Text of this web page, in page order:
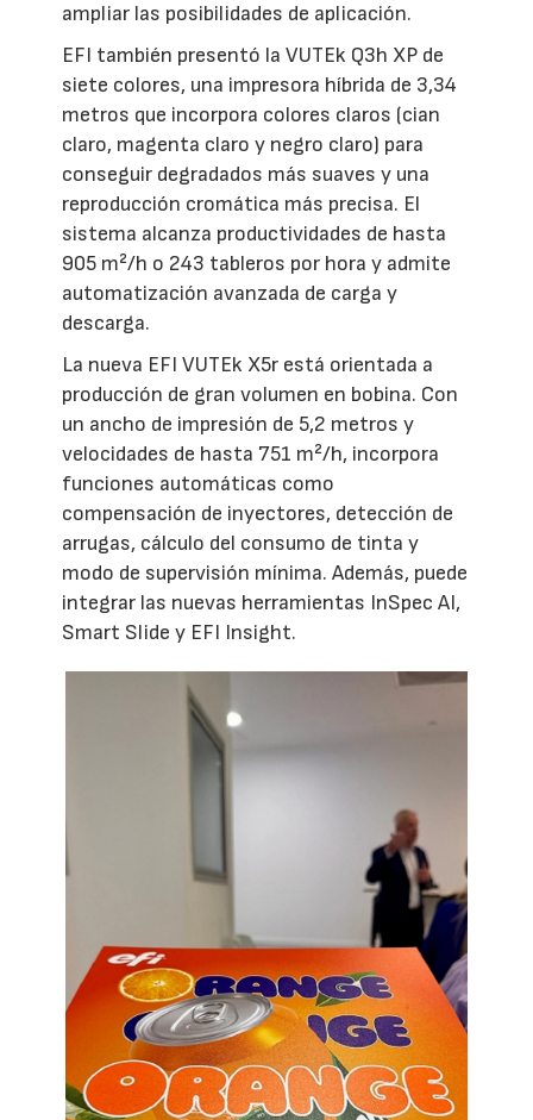
ampliar las posibilidades de aplicación.
EFI también presentó la VUTEk Q3h XP de
siete colores, una impresora híbrida de 3,34
metros que incorpora colores claros (cian
claro, magenta claro y negro claro) para
conseguir degradados más suaves y una
reproducción cromática más precisa. El
sistema alcanza productividades de hasta
905 m²/h o 243 tableros por hora y admite
automatización avanzada de carga y
descarga.
La nueva EFI VUTEk X5r está orientada a
producción de gran volumen en bobina. Con
un ancho de impresión de 5,2 metros y
velocidades de hasta 751 m²/h, incorpora
funciones automáticas como
compensación de inyectores, detección de
arrugas, cálculo del consumo de tinta y
modo de supervisión mínima. Además, puede
integrar las nuevas herramientas InSpec AI,
Smart Slide y EFI Insight.